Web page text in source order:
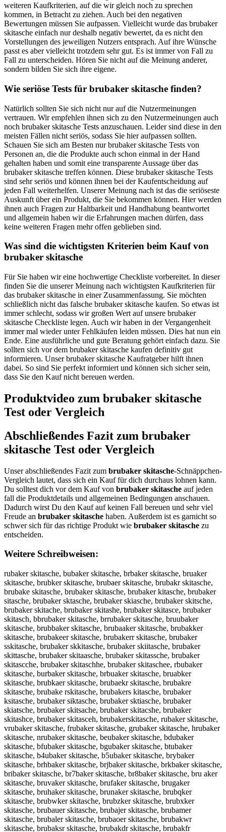
weiteren Kaufkriterien, auf die wir gleich noch zu sprechen
kommen, in Betracht zu ziehen. Auch bei den negativen
Bewertungen müssen Sie aufpassen. Vielleicht wurde das brubaker
skitasche einfach nur deshalb negativ bewertet, da es nicht den
Vorstellungen des jeweiligen Nutzers entsprach. Auf ihre Wünsche
passt es aber vielleicht trotzdem sehr gut. Es ist immer von Fall zu
Fall zu unterscheiden. Hören Sie nicht auf die Meinung anderer,
sondern bilden Sie sich ihre eigene.
Wie seriöse Tests für brubaker skitasche finden?
Natürlich sollten Sie sich nicht nur auf die Nutzermeinungen
vertrauen. Wir empfehlen ihnen sich zu den Nutzermeinungen auch
noch brubaker skitasche Tests anzuschauen. Leider sind diese in den
meisten Fällen nicht seriös, sodass Sie hier aufpassen sollten.
Schauen Sie sich am Besten nur brubaker skitasche Tests von
Personen an, die die Produkte auch schon einmal in der Hand
gehalten haben und somit eine transparente Aussage über das
brubaker skitasche treffen können. Diese brubaker skitasche Tests
sind sehr seriös und können ihnen bei der Kaufentscheidung auf
jeden Fall weiterhelfen. Unserer Meinung nach ist das die seriöseste
Auskunft über ein Produkt, die Sie bekommen können. Hier werden
ihnen auch Fragen zur Haltbarkeit und Handhabung beantwortet
und allgemein haben wir die Erfahrungen machen dürfen, dass
keine weiteren Fragen mehr offen geblieben sind.
Was sind die wichtigsten Kriterien beim Kauf von
brubaker skitasche
Für Sie haben wir eine hochwertige Checkliste vorbereitet. In dieser
finden Sie die unserer Meinung nach wichtigsten Kaufkriterien für
das brubaker skitasche in einer Zusammenfassung. Sie möchten
schließlich nicht das falsche brubaker skitasche kaufen. So etwas ist
immer schlecht, sodass wir großen Wert auf unsere brubaker
skitasche Checkliste legen. Auch wir haben in der Vergangenheit
immer mal wieder unter Fehlkäufen leiden müssen. Dies hat nun ein
Ende. Eine ausführliche und gute Beratung gehört einfach dazu. Sie
sollten sich vor dem brubaker skitasche kaufen definitiv gut
informieren. Unser brubaker skitasche Kaufratgeber hilft ihnen
dabei. So sind Sie perfekt informiert und können sich sicher sein,
dass Sie den Kauf nicht bereuen werden.
Produktvideo zum brubaker skitasche
Test oder Vergleich
Abschließendes Fazit zum brubaker
skitasche Test oder Vergleich
Unser abschließendes Fazit zum brubaker skitasche-Schnäppchen-
Vergleich lautet, dass sich ein Kauf für dich durchaus lohnen kann.
Du solltest dich vor dem Kauf von brubaker skitasche auf jeden
fall die Produktdetails und allgemeinen Bedingungen anschauen.
Dadurch wirst Du den Kauf auf keinen Fall bereuen und sehr viel
Freude an brubaker skitasche haben. Außerdem ist es garnicht so
schwer sich für das richtige Produkt wie brubaker skitasche zu
entscheiden.
Weitere Schreibweisen:
rubaker skitasche, bubaker skitasche, brbaker skitasche, bruaker
skitasche, brubker skitasche, brubaer skitasche, brubakr skitasche,
brubake skitasche, brubaker skitasche, brubaker kitasche, brubaker
sitasche, brubaker sktasche, brubaker skiasche, brubaker skitsche,
brubaker skitache, brubaker skitashe, brubaker skitasce, brubaker
skitasch, bbrubaker skitasche, brrubaker skitasche, bruubaker
skitasche, brubbaker skitasche, brubaaker skitasche, brubakker
skitasche, brubakeer skitasche, brubakerr skitasche, brubaker
sskitasche, brubaker skkitasche, brubaker skiitasche, brubaker
skittasche, brubaker skitaasche, brubaker skitassche, brubaker
skitascche, brubaker skitaschhe, brubaker skitaschee, rbubaker
skitasche, burbaker skitasche, brbuaker skitasche, bruabker
skitasche, brubkaer skitasche, brubaekr skitasche, brubakre
skitasche, brubake rskitasche, brubakers kitasche, brubaker
ksitasche, brubaker siktasche, brubaker sktiasche, brubaker
skiatsche, brubaker skitsache, brubaker skitacshe, brubaker
skitashce, brubaker skitasceh, brubakerskitasche, rubaker skitasche,
vrubaker skitasche, frubaker skitasche, grubaker skitasche, hrubaker
skitasche, nrubaker skitasche, beubaker skitasche, bdubaker
skitasche, bfubaker skitasche, bgubaker skitasche, btubaker
skitasche, b4ubaker skitasche, b5ubaker skitasche, brybaker
skitasche, brhbaker skitasche, brjbaker skitasche, brkbaker skitasche,
bribaker skitasche, br7baker skitasche, br8baker skitasche, bru aker
skitasche, bruvaker skitasche, brufaker skitasche, brugaker
skitasche, bruhaker skitasche, brunaker skitasche, brubqker
skitasche, brubwker skitasche, brubzker skitasche, brubxker
skitasche, brubauer skitasche, brubajer skitasche, brubamer
skitasche, brubaler skitasche, brubaoer skitasche, brubakwr
skitasche, brubaksr skitasche, brubakdr skitasche, brubakfr